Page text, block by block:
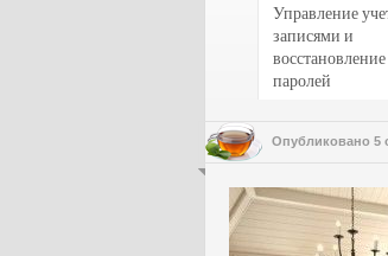
Управление
записями и
восстановление
паролей
Опубликовано 5